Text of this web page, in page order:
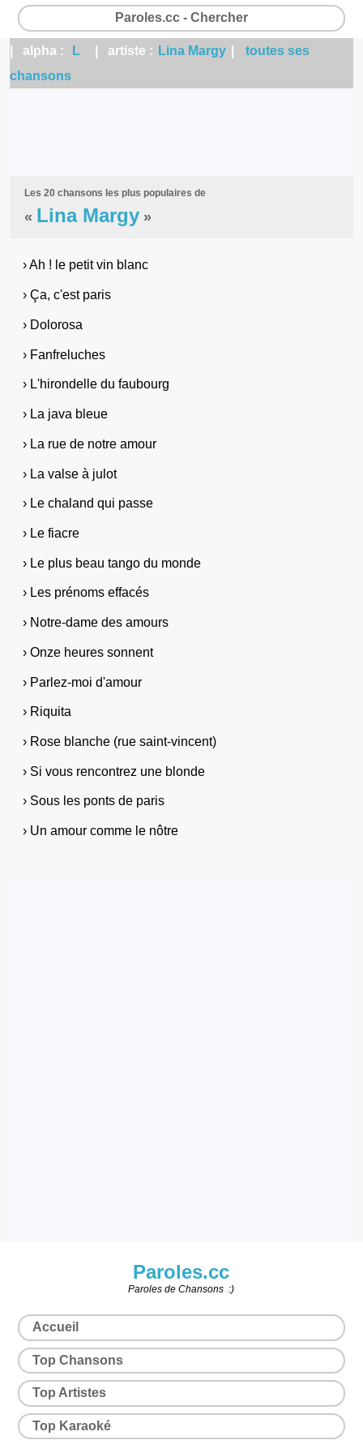
Paroles.cc - Chercher
| alpha : L | artiste : Lina Margy
toutes ses
chansons
Les 20 chansons les plus populaires de
« Lina Margy »
› Ah ! le petit vin blanc
› Ça, c'est paris
› Dolorosa
› Fanfreluches
› L'hirondelle du faubourg
› La java bleue
› La rue de notre amour
› La valse à julot
› Le chaland qui passe
› Le fiacre
› Le plus beau tango du monde
› Les prénoms effacés
› Notre-dame des amours
› Onze heures sonnent
› Parlez-moi d'amour
› Riquita
› Rose blanche (rue saint-vincent)
› Si vous rencontrez une blonde
› Sous les ponts de paris
› Un amour comme le nôtre
Paroles.cc
Paroles de Chansons :)
Accueil
Top Chansons
Top Artistes
Top Karaoké